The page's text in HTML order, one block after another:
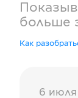
больше
Как
6 июля